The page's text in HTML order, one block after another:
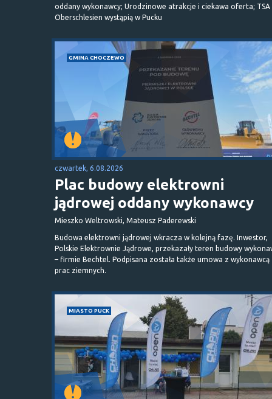
oddany wykonawcy; Urodzinowe atrakcje i ciekawa oferta; TSA
Oberschlesien wystąpią w Pucku
GMINA CHOCZEWO
czwartek, 6.08.2026
Plac budowy elektrowni
jądrowej oddany wykonawcy
Mieszko Weltrowski, Mateusz Paderewski
Budowa elektrowni jądrowej wkracza w kolejną fazę. Inwestor,
Polskie Elektrownie Jądrowe, przekazały teren budowy
– firmie Bechtel. Podpisana została także umowa z wykonawcą
prac ziemnych.
MIASTO PUCK